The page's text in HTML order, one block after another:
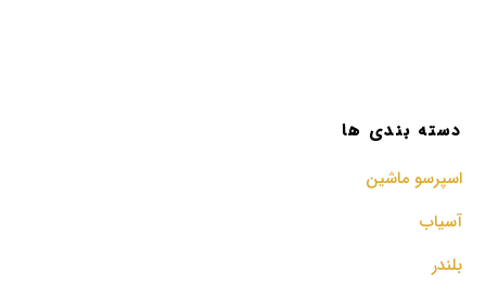
دسته بندی ها
اسپرسو‌ ماشین
آسیاب
بلندر